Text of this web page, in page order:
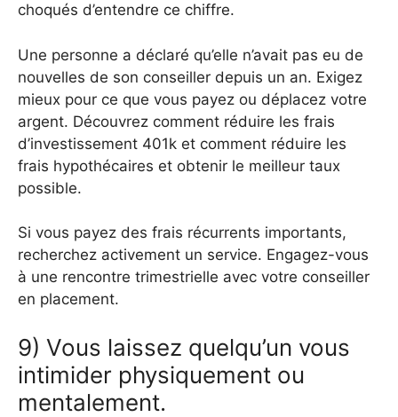
choqués d’entendre ce chiffre.
Une personne a déclaré qu’elle n’avait pas eu de
nouvelles de son conseiller depuis un an. Exigez
mieux pour ce que vous payez ou déplacez votre
argent. Découvrez comment réduire les frais
d’investissement 401k et comment réduire les
frais hypothécaires et obtenir le meilleur taux
possible.
Si vous payez des frais récurrents importants,
recherchez activement un service. Engagez-vous
à une rencontre trimestrielle avec votre conseiller
en placement.
9) Vous laissez quelqu’un vous
intimider physiquement ou
mentalement.